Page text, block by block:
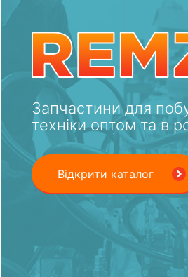
Запчастини для
техніки оптом та в
Відкрити каталог